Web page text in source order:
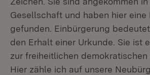
Gesellschaft und haben hier eine
gefunden. Einbürgerung
den Erhalt einer Urkunde. Sie ist
zur freiheitlichen demokratischen
Hier zähle ich auf unsere